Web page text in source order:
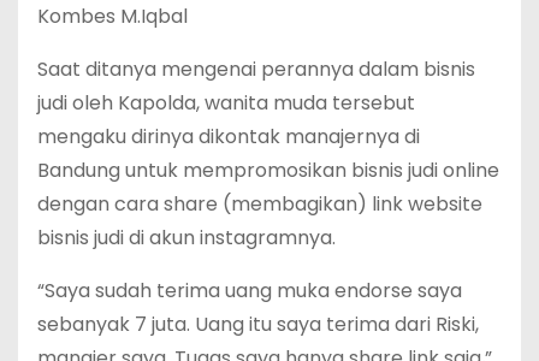
Kombes M.Iqbal
Saat ditanya mengenai perannya dalam bisnis
judi oleh Kapolda, wanita muda tersebut
mengaku dirinya dikontak manajernya di
Bandung untuk mempromosikan bisnis judi online
dengan cara share (membagikan) link website
bisnis judi di akun instagramnya.
“Saya sudah terima uang muka endorse saya
sebanyak 7 juta. Uang itu saya terima dari Riski,